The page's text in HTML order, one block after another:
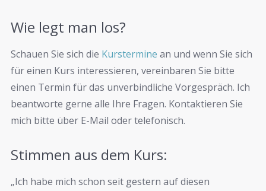
Wie legt man los?
Schauen Sie sich die Kurstermine an und wenn Sie sich
für einen Kurs interessieren, vereinbaren Sie bitte
einen Termin für das unverbindliche Vorgespräch. Ich
beantworte gerne alle Ihre Fragen. Kontaktieren Sie
mich bitte über E-Mail oder telefonisch.
Stimmen aus dem Kurs:
„Ich habe mich schon seit gestern auf diesen